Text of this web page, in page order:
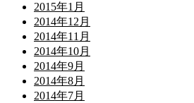
2015年1月
2014年12月
2014年11月
2014年10月
2014年9月
2014年8月
2014年7月